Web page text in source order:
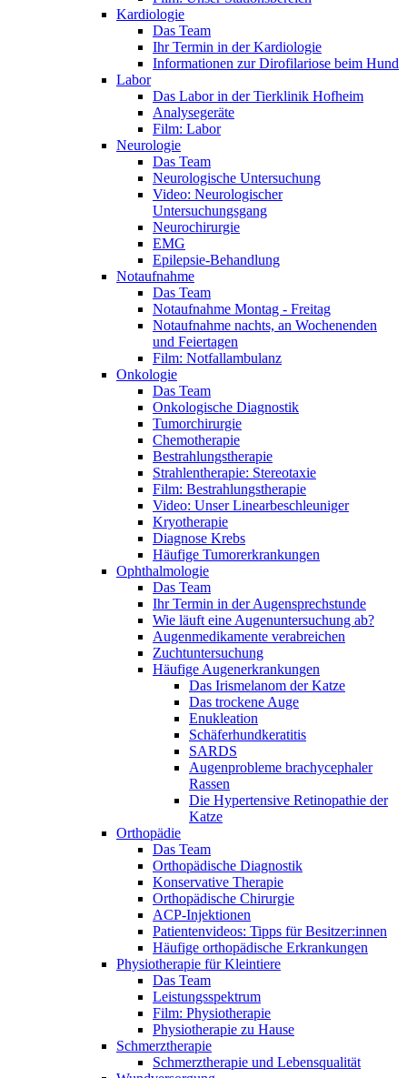
Kardiologie
Das Team
Ihr Termin in der Kardiologie
Informationen zur Dirofilariose beim Hund
Labor
Das Labor in der Tierklinik Hofheim
Analysegeräte
Film: Labor
Neurologie
Das Team
Neurologische Untersuchung
Video: Neurologischer
Untersuchungsgang
Neurochirurgie
EMG
Epilepsie-Behandlung
Notaufnahme
Das Team
Notaufnahme Montag - Freitag
Notaufnahme nachts, an Wochenenden
und Feiertagen
Film: Notfallambulanz
Onkologie
Das Team
Onkologische Diagnostik
Tumorchirurgie
Chemotherapie
Bestrahlungstherapie
Strahlentherapie: Stereotaxie
Film: Bestrahlungstherapie
Video: Unser Linearbeschleuniger
Kryotherapie
Diagnose Krebs
Häufige Tumorerkrankungen
Ophthalmologie
Das Team
Ihr Termin in der Augensprechstunde
Wie läuft eine Augenuntersuchung ab?
Augenmedikamente verabreichen
Zuchtuntersuchung
Häufige Augenerkrankungen
Das Irismelanom der Katze
Das trockene Auge
Enukleation
Schäferhundkeratitis
SARDS
Augenprobleme brachycephaler
Rassen
Die Hypertensive Retinopathie der
Katze
Orthopädie
Das Team
Orthopädische Diagnostik
Konservative Therapie
Orthopädische Chirurgie
ACP-Injektionen
Patientenvideos: Tipps für Besitzer:innen
Häufige orthopädische Erkrankungen
Physiotherapie für Kleintiere
Das Team
Leistungsspektrum
Film: Physiotherapie
Physiotherapie zu Hause
Schmerztherapie
Schmerztherapie und Lebensqualität